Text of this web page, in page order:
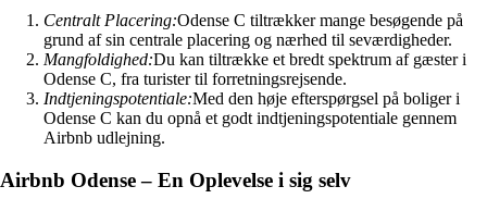
Centralt Placering:Odense C tiltrækker mange besøgende på
grund af sin centrale placering og nærhed til seværdigheder.
Mangfoldighed:Du kan tiltrække et bredt spektrum af gæster i
Odense C, fra turister til forretningsrejsende.
Indtjeningspotentiale:Med den høje efterspørgsel på boliger i
Odense C kan du opnå et godt indtjeningspotentiale gennem
Airbnb udlejning.
Airbnb Odense – En Oplevelse i sig selv